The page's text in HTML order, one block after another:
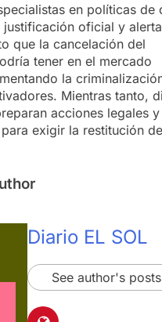
en políticas de
justificación oficial y
que la cancelación del
tener en el mercado
la
Mientras tanto,
acciones legales y
exigir la restitución
Diario EL SOL
See author's posts